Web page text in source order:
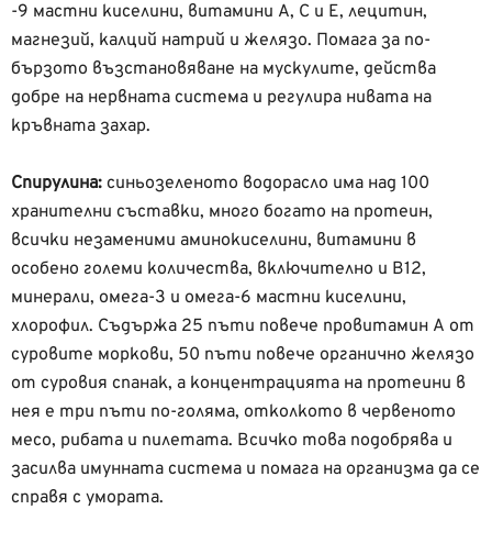
-9 мастни киселини, витамини А, С и Е, лецитин,
магнезий, калций натрий и желязо. Помага за по-
бързото възстановяване на мускулите, действа
добре на нервната система и регулира нивата на
кръвната захар.
Спирулина: синьозеленото водорасло има над 100
хранителни съставки, много богато на протеин,
всички незаменими аминокиселини, витамини в
особено големи количества, включително и В12,
минерали, омега-3 и омега-6 мастни киселини,
хлорофил. Съдържа 25 пъти повече провитамин А от
суровите моркови, 50 пъти повече органично желязо
от суровия спанак, а концентрацията на протеини в
нея е три пъти по-голяма, отколкото в червеното
месо, рибата и пилетата. Всичко това подобрява и
засилва имунната система и помага на организма да се
справя с умората.